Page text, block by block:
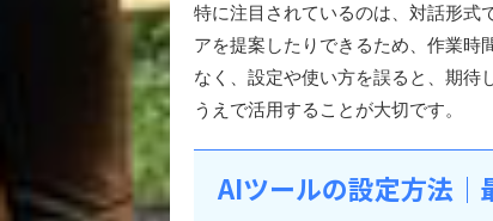
特に注目されているのは、対話形式
アを提案したりできるため、作業時
なく、設定や使い方を誤ると、期待
うえで活用することが大切です。
AIツールの設定方法｜